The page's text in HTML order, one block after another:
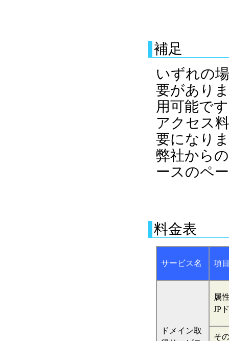
補足
いずれの
要があり
用可能で
アクセス
要になり
弊社から
ースのペ
料金表
サービス名 項
ドメイン取
属
JP
そ